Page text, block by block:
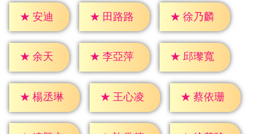
★ 安迪 ★ 田路路 ★ 徐乃麟
★ 余天 ★ 李亞萍 ★ 邱瓈寬
★ 楊丞琳 ★ 王心凌 ★ 蔡依珊